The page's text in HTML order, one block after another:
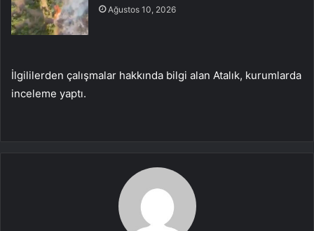
Ağustos 10, 2026
İlgililerden çalışmalar hakkında bilgi alan Atalık, kurumlarda
inceleme yaptı.